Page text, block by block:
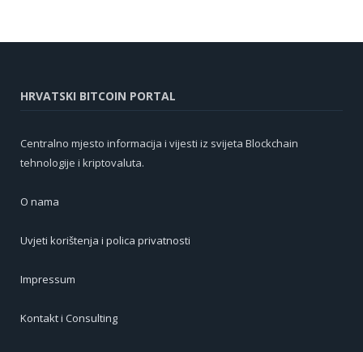
HRVATSKI BITCOIN PORTAL
Centralno mjesto informacija i vijesti iz svijeta Blockchain
tehnologije i kriptovaluta.
O nama
Uvjeti korištenja i polica privatnosti
Impressum
Kontakt i Consulting